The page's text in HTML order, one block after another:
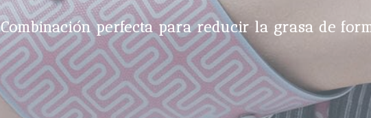
Combinación perfecta para reducir la grasa de